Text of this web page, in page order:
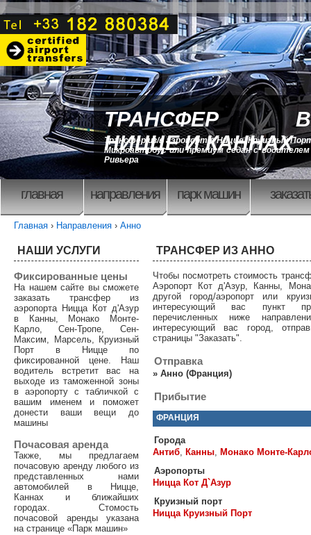
ТРАНСФЕР В
НИЦЦЕ И КАННАХ
Трансфер из/в аэропорт в Ницце, Круизный
Микроавтобус или премиум седан с
Ривьера
главная направления парк машин
Главная › Направления › Анно
ТРАНСФЕР ИЗ АННО
Чтобы посмотреть стоимость
Аэропорт Кот д'Азур, Канны,
другой город/аэропорт или
интересующий вас пункт
перечисленных ниже
интересующий вас город,
страницы "Заказать".
Отправка
» Анно (Франция)
Прибытие
ФРАНЦИЯ
Города
Антиб, Канны, Монако Монте-
Аэропорты
Ницца Кот Д`Азур
Круизный порт
Ницца Круизный Порт
НАШИ УСЛУГИ
Фиксированные цены
На нашем сайте вы сможете
заказать трансфер из
аэропорта Ницца Кот д'Азур
в Канны, Монако Монте-
Карло, Сен-Тропе, Сен-
Максим, Марсель, Круизный
Порт в Ницце по
фиксированной цене. Наш
водитель встретит вас на
выходе из таможенной зоны
в аэропорту с табличкой с
вашим именем и поможет
донести ваши вещи до
машины
Почасовая аренда
Также, мы предлагаем
почасовую аренду любого из
представленных нами
автомобилей в Ницце,
Каннах и ближайших
городах. Стомость
почасовой аренды указана
на странице «Парк машин»